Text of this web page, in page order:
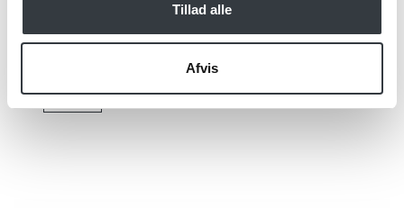
Tillad alle
Afvis
Send